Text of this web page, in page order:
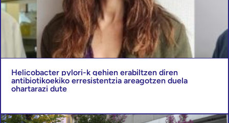
Helicobacter pylori-k gehien erabiltzen diren
antibiotikoekiko erresistentzia areagotzen duela
ohartarazi dute